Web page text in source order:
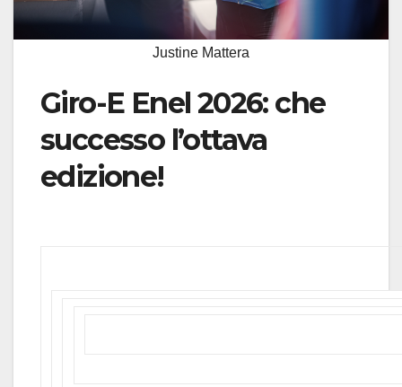
Justine Mattera
Giro-E Enel 2026: che
successo l’ottava
edizione!